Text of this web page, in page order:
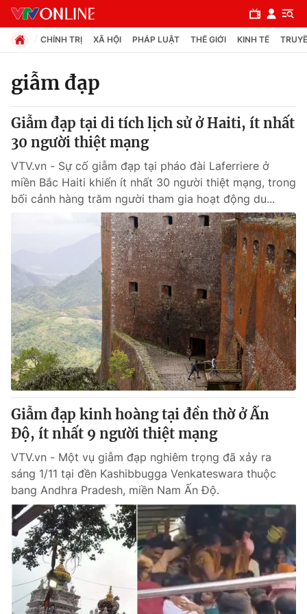
Chuyên mục
Chính trị
Xã hội
Thế giới
Tin tức
Thế giới đó đây
Câu chuyện quốc tế
Kinh tế
Tài chính
Thị trường
Góc doanh nghiệp
Dữ liệu và đời sống
Truyền hình
Phim VTV
Hậu trường
Nhân vật
Khán giả
Giải sao mai
Giải trí
Điện ảnh
Âm nhạc
Sao
Đời sống
Du lịch
Làm đẹp
Chất lượng cuộc sống
Giáo dục
Tuyển sinh
Học trực tuyến
Công nghệ
Hitech Công nghệ tương lai
CHÍNH TRỊ XÃ HỘI PHÁP LUẬT THẾ GIỚI KINH TẾ
giẫm đạp
Giẫm đạp tại di tích lịch sử ở Haiti, ít nhất
30 người thiệt mạng
VTV.vn - Sự cố giẫm đạp tại pháo đài Laferriere ở
miền Bắc Haiti khiến ít nhất 30 người thiệt mạng, trong
bối cảnh hàng trăm người tham gia hoạt động du...
Giẫm đạp kinh hoàng tại đền thờ ở Ấn
Độ, ít nhất 9 người thiệt mạng
VTV.vn - Một vụ giẫm đạp nghiêm trọng đã xảy ra
sáng 1/11 tại đền Kashibbugga Venkateswara thuộc
bang Andhra Pradesh, miền Nam Ấn Độ.